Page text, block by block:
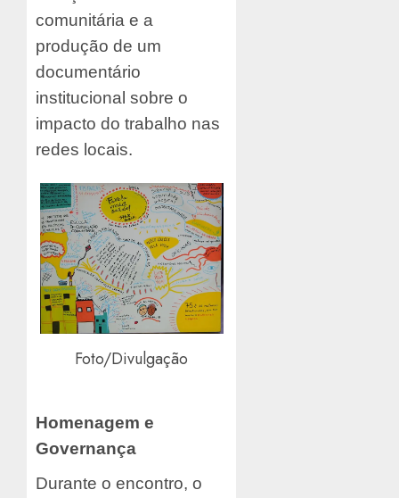
comunitária e a
produção de um
documentário
institucional sobre o
impacto do trabalho nas
redes locais.
Foto/Divulgação
Homenagem e
Governança
Durante o encontro, o